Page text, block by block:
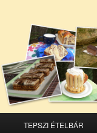
Tovább
Tovább
TEPSZI ÉTELBÁR